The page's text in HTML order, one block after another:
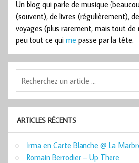
Un blog qui parle de musique
(souvent), de livres (régulièrement),
voyages (plus rarement, mais tout de
peu tout ce qui me passe par la tête.
ARTICLES RÉCENTS
Irma en Carte Blanche @ La
Romain Berrodier – Up There